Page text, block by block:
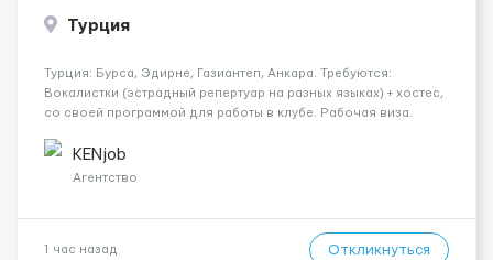
Турция
Турция: Бурса, Эдирне, Газиантеп, Анкара. Требуются:
Вокалистки (эстрадный репертуар на разных языках) + хостеc,
со своей программой для работы в клубе. Рабочая виза.
одного до трех месяцев. Мед. страховка. Высокая зарплат...
KENjob
Агентство
1 час назад Откликнуться